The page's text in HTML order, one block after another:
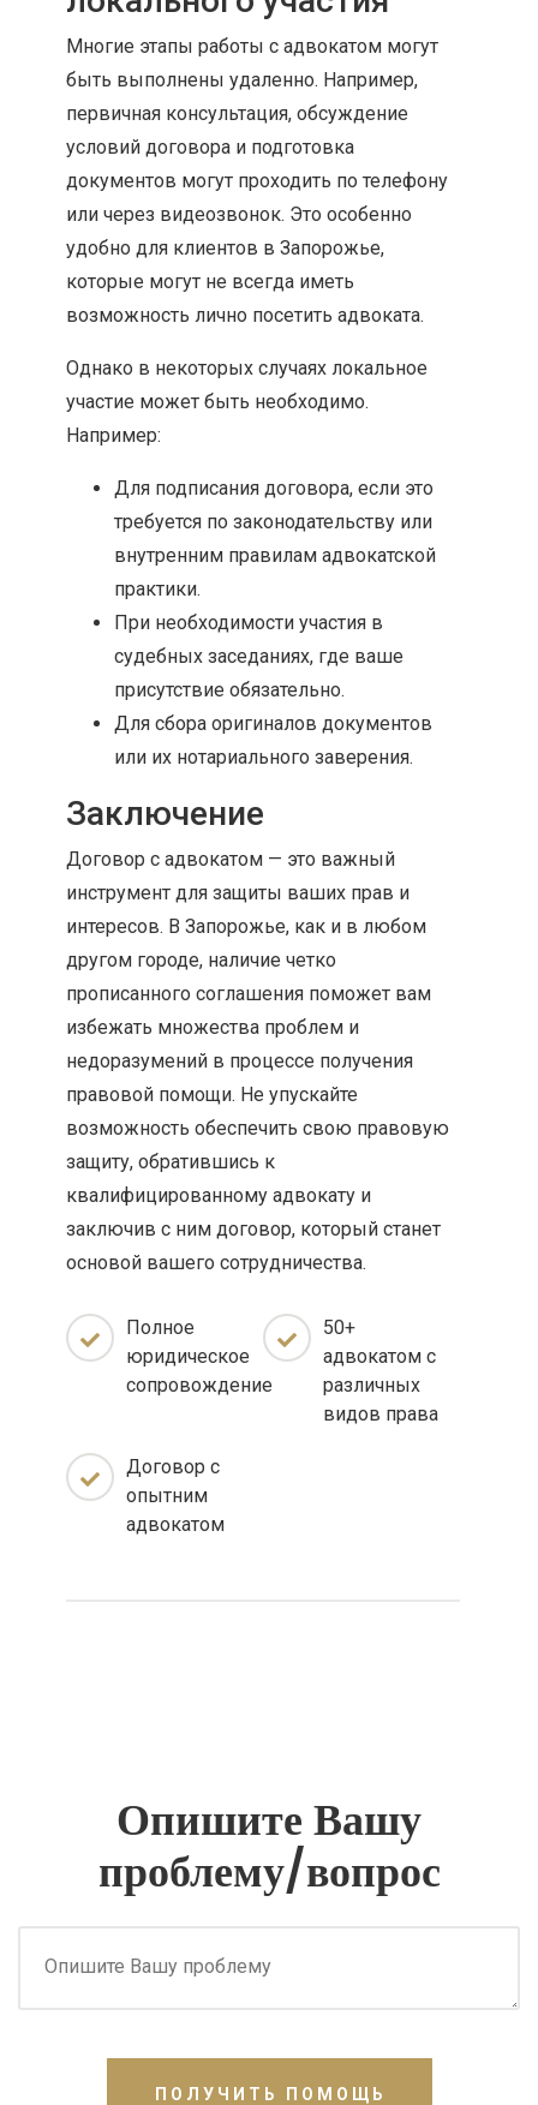
Многие этапы работы с адвокатом могут
быть выполнены удаленно. Например,
первичная консультация, обсуждение
условий договора и подготовка
документов могут проходить по телефону
или через видеозвонок. Это особенно
удобно для клиентов в Запорожье,
которые могут не всегда иметь
возможность лично посетить адвоката.
Однако в некоторых случаях локальное
участие может быть необходимо.
Например:
Для подписания договора, если это
требуется по законодательству или
внутренним правилам адвокатской
практики.
При необходимости участия в
судебных заседаниях, где ваше
присутствие обязательно.
Для сбора оригиналов документов
или их нотариального заверения.
Заключение
Договор с адвокатом — это важный
инструмент для защиты ваших прав и
интересов. В Запорожье, как и в любом
другом городе, наличие четко
прописанного соглашения поможет вам
избежать множества проблем и
недоразумений в процессе получения
правовой помощи. Не упускайте
возможность обеспечить свою правовую
защиту, обратившись к
квалифицированному адвокату и
заключив с ним договор, который станет
основой вашего сотрудничества.
Полное
юридическое
сопровождение
50+
адвокатом с
различных
видов права
Договор с
опытним
адвокатом
Опишите Вашу
проблему/вопрос
ПОЛУЧИТЬ ПОМОЩЬ